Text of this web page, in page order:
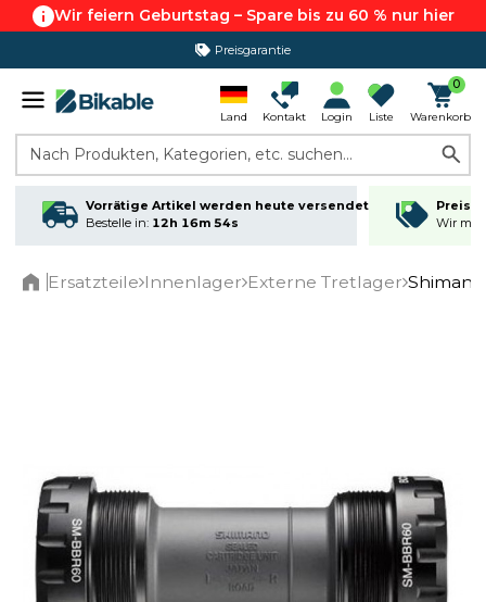
Wir feiern Geburtstag – Spare bis zu 60 % nur hier
Preisgarantie
Land Kontakt Login Liste
0
Warenkorb
Nach Produkten, Kategorien, etc. suchen...
Vorrätige Artikel werden heute versendet
Bestelle in: 12h 16m 54s
Wir
Ersatzteile Innenlager Externe Tretlager